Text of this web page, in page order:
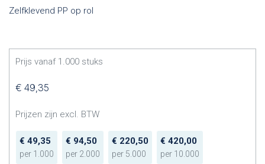
Zelfklevend PP op rol
Prijs vanaf 1.000 stuks
€ 49,35
Prijzen zijn excl. BTW
€ 49,35
per 1.000
€ 94,50
per 2.000
€ 220,50
per 5.000
€ 420,00
per 10.000